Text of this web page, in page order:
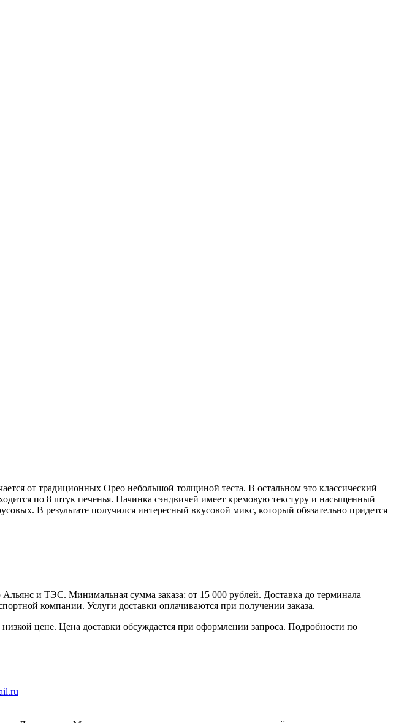
от традиционных Орео небольшой толщиной теста. В остальном это классический
по 8 штук печенья. Начинка сэндвичей имеет кремовую текстуру и насыщенный
В результате получился интересный вкусовой микс, который обязательно придется
и ТЭС. Минимальная сумма заказа: от 15 000 рублей. Доставка до терминала
компании. Услуги доставки оплачиваются при получении заказа.
цене. Цена доставки обсуждается при оформлении запроса. Подробности по